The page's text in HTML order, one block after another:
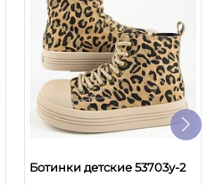
Ботинки детские 53703у-2